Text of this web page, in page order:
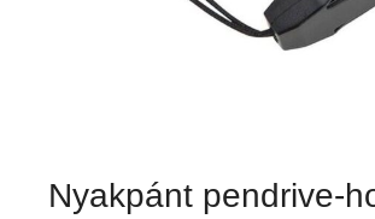
Nyakpánt pendrive-